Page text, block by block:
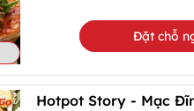
Đặt chỗ
Hotpot Story -